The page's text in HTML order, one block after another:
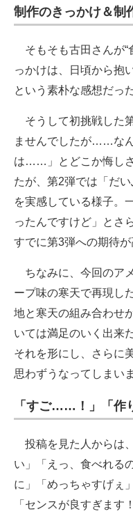
制作のきっかけ＆制
そもそも古田さんが“
っかけは、日頃から抱
という素朴な感想だっ
そうして初挑戦した
ませんでしたが……な
は……」とどこか悔し
たが、第2弾では「だ
を実感している様子。
ったんですけど」とさ
すでに第3弾への期待が
ちなみに、今回のア
ープ味の寒天で再現し
地と寒天の組み合わせ
いては満足のいく出来
それを形にし、さらに
思わずうなってしまい
「すご……！」「作
投稿を見た人からは
い」「えっ、食べれる
に」「めっちゃすげぇ
「センスが良すぎます